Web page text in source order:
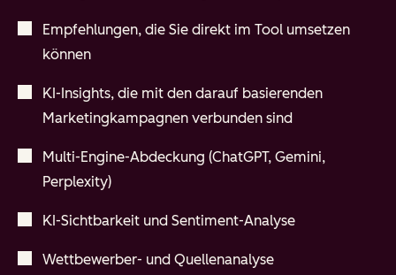
Empfehlungen, die Sie direkt im Tool umsetzen
können
KI-Insights, die mit den darauf basierenden
Marketingkampagnen verbunden sind
Multi-Engine-Abdeckung (ChatGPT, Gemini,
Perplexity)
KI-Sichtbarkeit und Sentiment-Analyse
Wettbewerber- und Quellenanalyse